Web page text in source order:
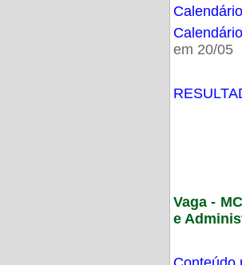
em 20/05
Vaga -
e